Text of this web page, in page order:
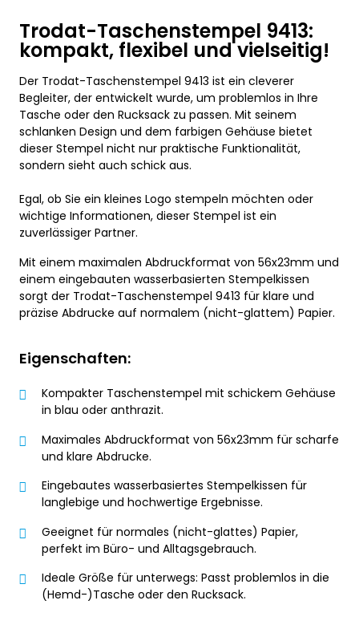
Trodat-Taschenstempel 9413:
kompakt, flexibel und vielseitig!
Der Trodat-Taschenstempel 9413 ist ein cleverer
Begleiter, der entwickelt wurde, um problemlos in Ihre
Tasche oder den Rucksack zu passen. Mit seinem
schlanken Design und dem farbigen Gehäuse bietet
dieser Stempel nicht nur praktische Funktionalität,
sondern sieht auch schick aus.
Egal, ob Sie ein kleines Logo stempeln möchten oder
wichtige Informationen, dieser Stempel ist ein
zuverlässiger Partner.
Mit einem maximalen Abdruckformat von 56x23mm und
einem eingebauten wasserbasierten Stempelkissen
sorgt der Trodat-Taschenstempel 9413 für klare und
präzise Abdrucke auf normalem (nicht-glattem) Papier.
Eigenschaften:
Kompakter Taschenstempel mit schickem Gehäuse
in blau oder anthrazit.
Maximales Abdruckformat von 56x23mm für scharfe
und klare Abdrucke.
Eingebautes wasserbasiertes Stempelkissen für
langlebige und hochwertige Ergebnisse.
Geeignet für normales (nicht-glattes) Papier,
perfekt im Büro- und Alltagsgebrauch.
Ideale Größe für unterwegs: Passt problemlos in die
(Hemd-)Tasche oder den Rucksack.